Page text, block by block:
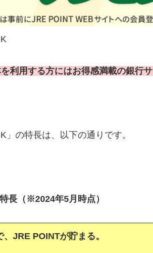
利用する方にはお得感満載の銀行
」の特長は、以下の通りです。
長（※2024年5月時点）
、JRE POINTが貯まる。